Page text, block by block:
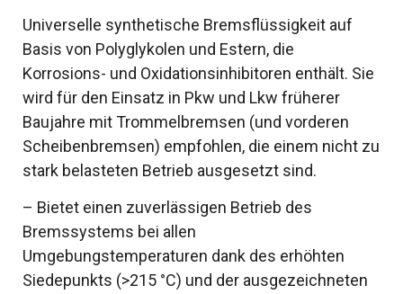
Universelle synthetische Bremsflüssigkeit auf
Basis von Polyglykolen und Estern, die
Korrosions- und Oxidationsinhibitoren enthält. Sie
wird für den Einsatz in Pkw und Lkw früherer
Baujahre mit Trommelbremsen (und vorderen
Scheibenbremsen) empfohlen, die einem nicht zu
stark belasteten Betrieb ausgesetzt sind.
– Bietet einen zuverlässigen Betrieb des
Bremssystems bei allen
Umgebungstemperaturen dank des erhöhten
Siedepunkts (>215 °С) und der ausgezeichneten